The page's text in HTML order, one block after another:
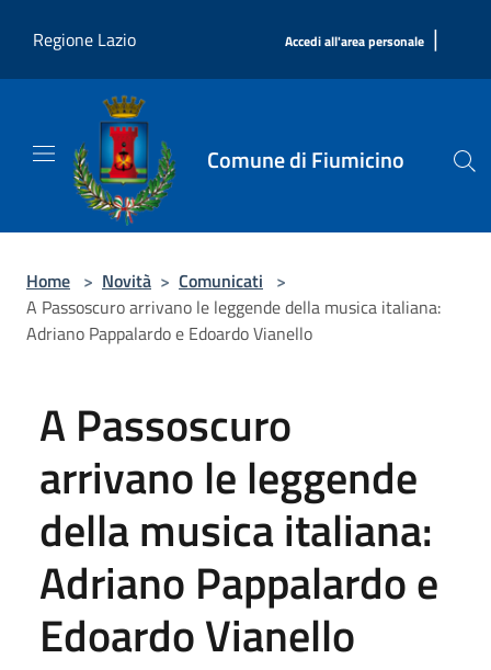
Regione Lazio
Accedi all'area personale |
Comune di Fiumicino
Home > Novità > Comunicati >
A Passoscuro arrivano le leggende della musica italiana:
Adriano Pappalardo e Edoardo Vianello
A Passoscuro
arrivano le leggende
della musica italiana:
Adriano Pappalardo e
Edoardo Vianello